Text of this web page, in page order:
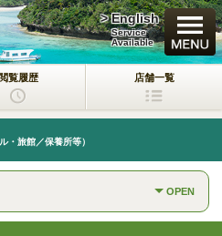
> English
Service
Available
閲覧履歴 店舗一覧
ル・旅館／保養所等）
OPEN
ョン
土地